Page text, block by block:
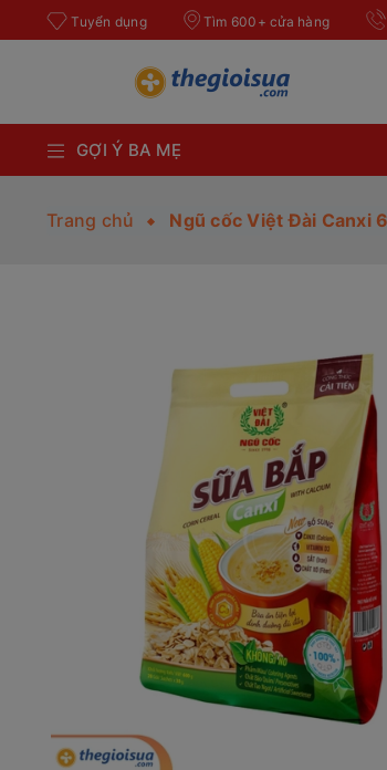
Tuyển dụng Tìm 600+ cửa hàng
GỢI Ý BA MẸ
Trang chủ Ngũ cốc Việt Đài Canxi